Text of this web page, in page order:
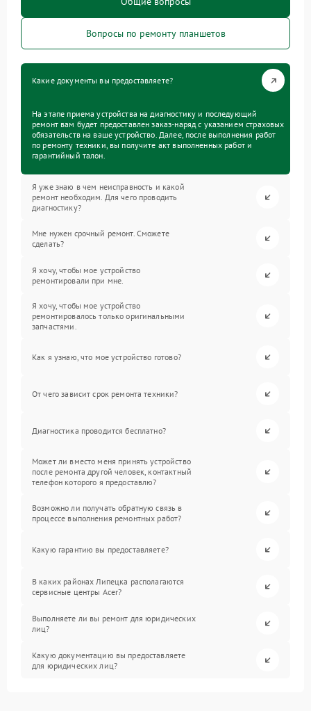
Вопросы по ремонту планшетов
Какие документы вы предоставляете?
На этапе приема устройства на диагностику и последующий
ремонт вам будет предоставлен заказ-наряд с указанием страховых
обязательств на ваше устройство. Далее, после выполнения работ
по ремонту техники, вы получите акт выполненных работ и
гарантийный талон.
Я уже знаю в чем неисправность и какой
ремонт необходим. Для чего проводить
диагностику?
Мне нужен срочный ремонт. Сможете
сделать?
Я хочу, чтобы мое устройство
ремонтировали при мне.
Я хочу, чтобы мое устройство
ремонтировалось только оригинальными
запчастями.
Как я узнаю, что мое устройство готово?
От чего зависит срок ремонта техники?
Диагностика проводится бесплатно?
Может ли вместо меня принять устройство
после ремонта другой человек, контактный
телефон которого я предоставлю?
Возможно ли получать обратную связь в
процессе выполнения ремонтных работ?
Какую гарантию вы предоставляете?
В каких районах Липецка располагаются
сервисные центры Acer?
Выполняете ли вы ремонт для юридических
лиц?
Какую документацию вы предоставляете
для юридических лиц?